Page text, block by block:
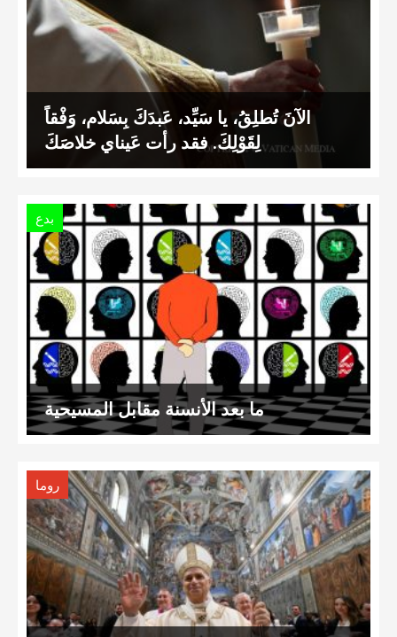
الآنَ تُطلِقُ، يا سَيِّد، عَبدَكَ بِسَلام، وَفْقاً
لِقَوْلِكَ. فقد رأت عَيناي خلاصَكَ
بدع
ما بعد الأنسنة مقابل المسيحية
روما